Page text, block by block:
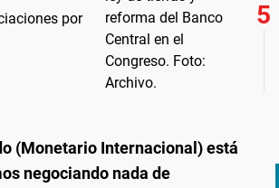
por
(Monetario Internacional) está
negociando nada de